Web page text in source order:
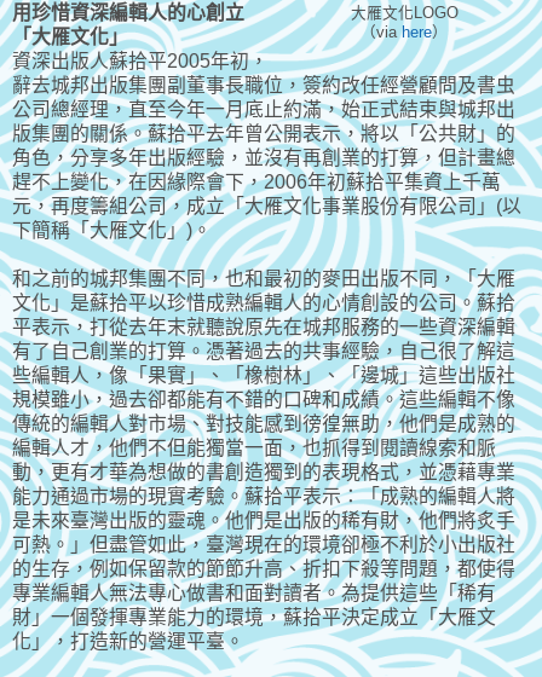
大雁文化LOGO
（viahere）
用珍惜資深編輯人的心創立
「大雁文化」
資深出版人蘇拾平2005年初，
辭去城邦出版集團副董事長職位，簽約改任經營顧問及書虫
公司總經理，直至今年一月底止約滿，始正式結束與城邦出
版集團的關係。蘇拾平去年曾公開表示，將以「公共財」的
角色，分享多年出版經驗，並沒有再創業的打算，但計畫總
趕不上變化，在因緣際會下，2006年初蘇拾平集資上千萬
元，再度籌組公司，成立「大雁文化事業股份有限公司」(以
下簡稱「大雁文化」)。
和之前的城邦集團不同，也和最初的麥田出版不同，「大雁
文化」是蘇拾平以珍惜成熟編輯人的心情創設的公司。蘇拾
平表示，打從去年末就聽說原先在城邦服務的一些資深編輯
有了自己創業的打算。憑著過去的共事經驗，自己很了解這
些編輯人，像「果實」、「橡樹林」、「邊城」這些出版社
規模雖小，過去卻都能有不錯的口碑和成績。這些編輯不像
傳統的編輯人對市場、對技能感到徬徨無助，他們是成熟的
編輯人才，他們不但能獨當一面，也抓得到閱讀線索和脈
動，更有才華為想做的書創造獨到的表現格式，並憑藉專業
能力通過市場的現實考驗。蘇拾平表示：「成熟的編輯人將
是未來臺灣出版的靈魂。他們是出版的稀有財，他們將炙手
可熱。」但盡管如此，臺灣現在的環境卻極不利於小出版社
的生存，例如保留款的節節升高、折扣下殺等問題，都使得
專業編輯人無法專心做書和面對讀者。為提供這些「稀有
財」一個發揮專業能力的環境，蘇拾平決定成立「大雁文
化」，打造新的營運平臺。